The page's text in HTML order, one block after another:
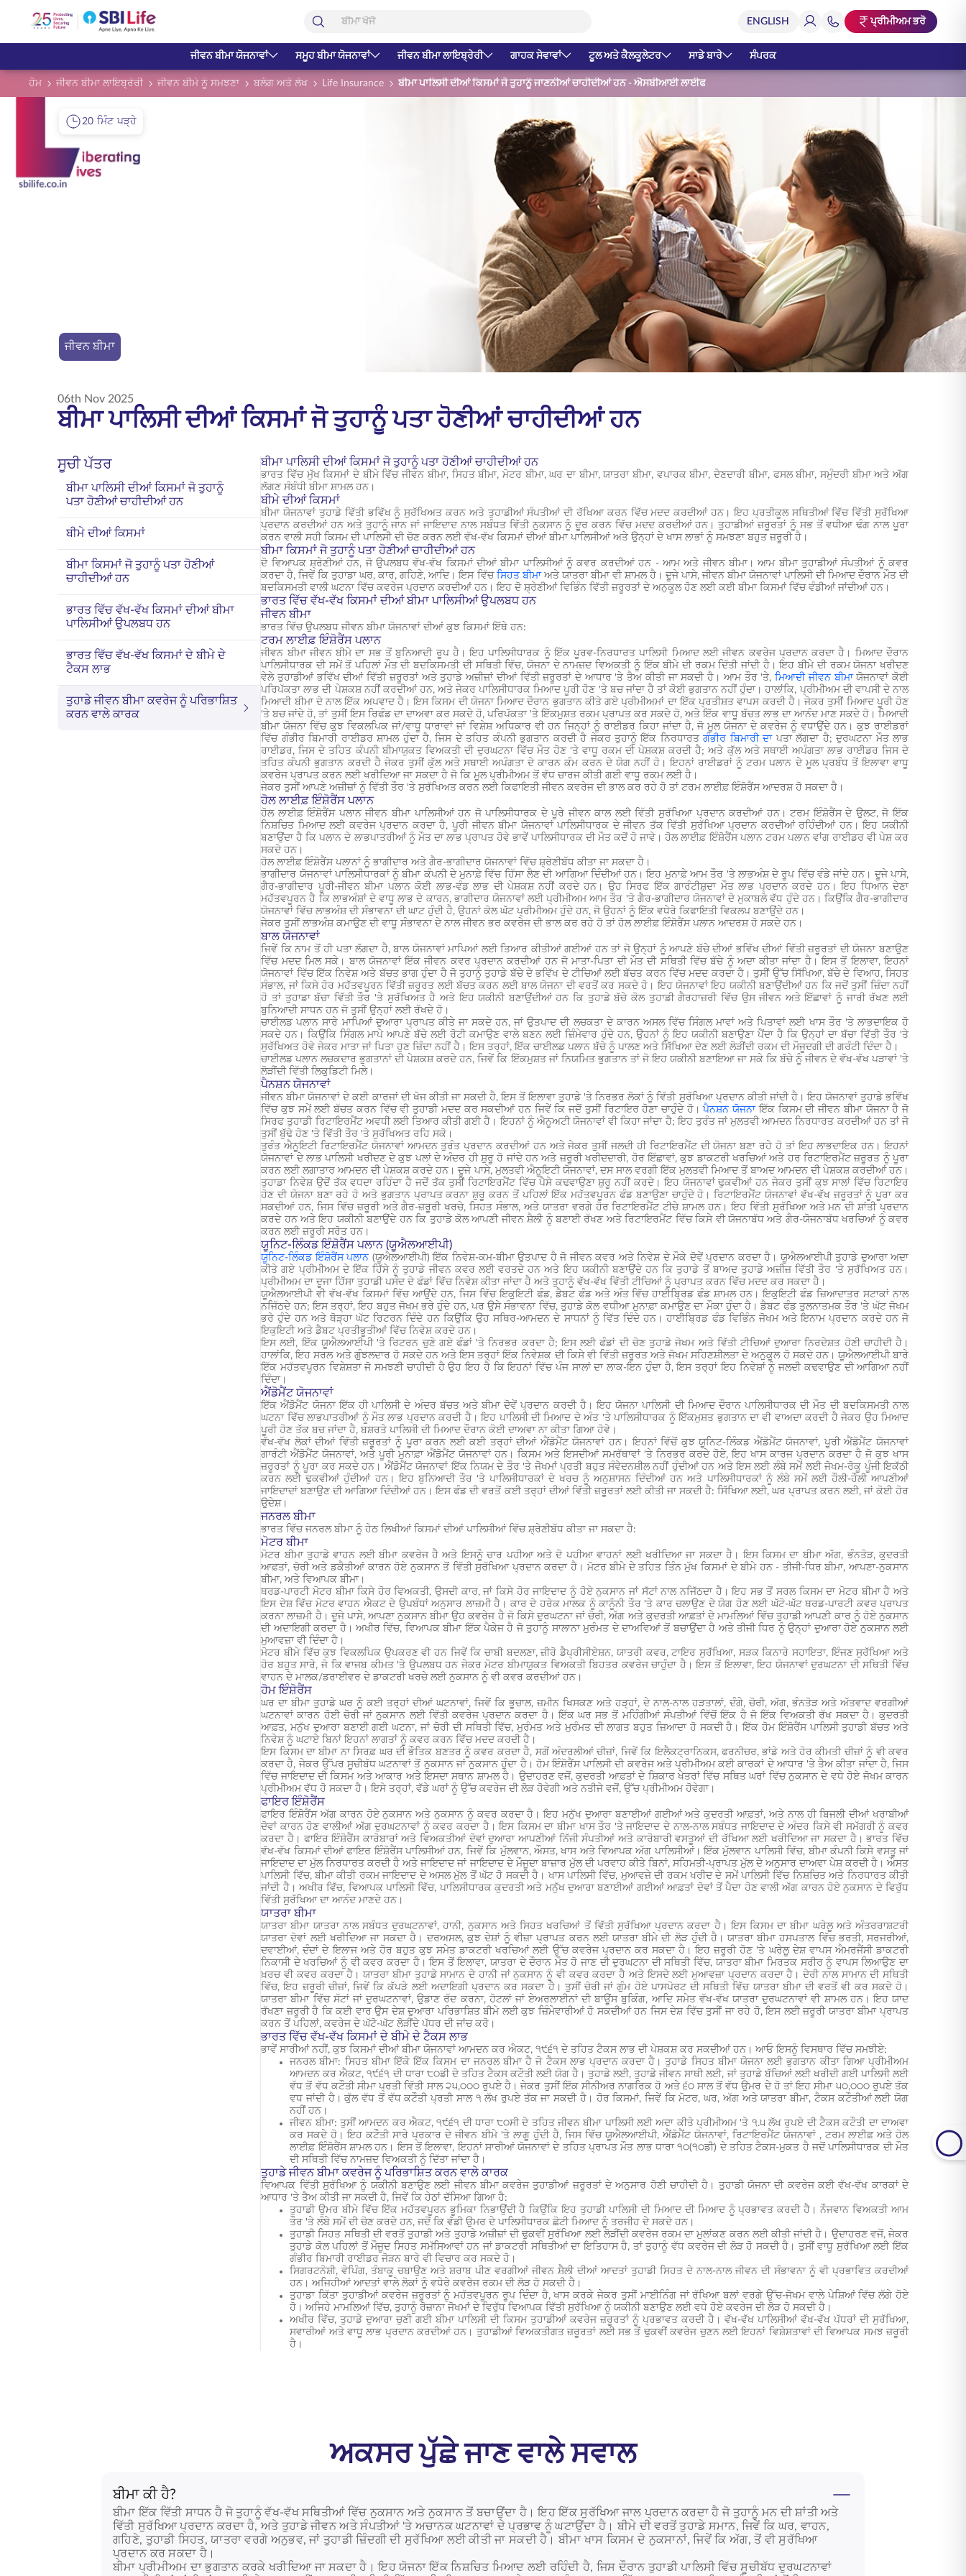
ਪ੍ਰੀਮੀਅਮ ਭਰੋ
ਜੀਵਨ ਬੀਮਾ ਯੋਜਨਾਵਾਂ ਸਮੂਹ ਬੀਮਾ ਯੋਜਨਾਵਾਂ ਜੀਵਨ ਬੀਮਾ ਲਾਇਬ੍ਰੇਰੀ ਗਾਹਕ ਸੇਵਾਵਾਂ ਟੂਲ ਅਤੇ ਕੈਲਕੂਲੇਟਰ ਸਾਡੇ ਬਾਰੇ ਸੰਪਰਕ
ਹੋਮ ਜੀਵਨ ਬੀਮਾ ਲਾਇਬ੍ਰੇਰੀ ਜੀਵਨ ਬੀਮੇ ਨੂੰ ਸਮਝਣਾ ਬਲੌਗ ਅਤੇ ਲੇਖ Life Insurance ਬੀਮਾ ਪਾਲਿਸੀ ਦੀਆਂ ਕਿਸਮਾਂ ਜੋ ਤੁਹਾਨੂੰ ਜਾਣਨੀਆਂ ਚਾਹੀਦੀਆਂ ਹਨ - ਐਸਬੀਆਈ ਲਾਈਫ
20 ਮਿੰਟ ਪੜ੍ਹੇ
ਜੀਵਨ ਬੀਮਾ
06th Nov 2025
ਬੀਮਾ ਪਾਲਿਸੀ ਦੀਆਂ ਕਿਸਮਾਂ ਜੋ ਤੁਹਾਨੂੰ ਪਤਾ ਹੋਣੀਆਂ ਚਾਹੀਦੀਆਂ ਹਨ
ਸੂਚੀ ਪੱਤਰ
ਬੀਮਾ ਪਾਲਿਸੀ ਦੀਆਂ ਕਿਸਮਾਂ ਜੋ ਤੁਹਾਨੂੰ
ਪਤਾ ਹੋਣੀਆਂ ਚਾਹੀਦੀਆਂ ਹਨ
ਬੀਮੇ ਦੀਆਂ ਕਿਸਮਾਂ
ਬੀਮਾ ਕਿਸਮਾਂ ਜੋ ਤੁਹਾਨੂੰ ਪਤਾ ਹੋਣੀਆਂ
ਚਾਹੀਦੀਆਂ ਹਨ
ਭਾਰਤ ਵਿੱਚ ਵੱਖ-ਵੱਖ ਕਿਸਮਾਂ ਦੀਆਂ ਬੀਮਾ
ਪਾਲਿਸੀਆਂ ਉਪਲਬਧ ਹਨ
ਭਾਰਤ ਵਿੱਚ ਵੱਖ-ਵੱਖ ਕਿਸਮਾਂ ਦੇ ਬੀਮੇ ਦੇ
ਟੈਕਸ ਲਾਭ
ਤੁਹਾਡੇ ਜੀਵਨ ਬੀਮਾ ਕਵਰੇਜ ਨੂੰ ਪਰਿਭਾਸ਼ਿਤ
ਕਰਨ ਵਾਲੇ ਕਾਰਕ
ਬੀਮਾ ਪਾਲਿਸੀ ਦੀਆਂ ਕਿਸਮਾਂ ਜੋ ਤੁਹਾਨੂੰ ਪਤਾ ਹੋਣੀਆਂ ਚਾਹੀਦੀਆਂ ਹਨ
ਭਾਰਤ ਵਿੱਚ ਮੁੱਖ ਕਿਸਮਾਂ ਦੇ ਬੀਮੇ ਵਿੱਚ ਜੀਵਨ ਬੀਮਾ, ਸਿਹਤ ਬੀਮਾ, ਮੋਟਰ ਬੀਮਾ, ਘਰ ਦਾ ਬੀਮਾ, ਯਾਤਰਾ ਬੀਮਾ, ਵਪਾਰਕ ਬੀਮਾ, ਦੇਣਦਾਰੀ ਬੀਮਾ, ਫਸਲ ਬੀਮਾ, ਸਮੁੰਦਰੀ ਬੀਮਾ ਅਤੇ ਅੱਗ
ਲੱਗਣ ਸੰਬੰਧੀ ਬੀਮਾ ਸ਼ਾਮਲ ਹਨ।
ਬੀਮੇ ਦੀਆਂ ਕਿਸਮਾਂ
ਬੀਮਾ ਯੋਜਨਾਵਾਂ ਤੁਹਾਡੇ ਵਿੱਤੀ ਭਵਿੱਖ ਨੂੰ ਸੁਰੱਖਿਅਤ ਕਰਨ ਅਤੇ ਤੁਹਾਡੀਆਂ ਸੰਪਤੀਆਂ ਦੀ ਰੱਖਿਆ ਕਰਨ ਵਿੱਚ ਮਦਦ ਕਰਦੀਆਂ ਹਨ। ਇਹ ਪ੍ਰਤੀਕੂਲ ਸਥਿਤੀਆਂ ਵਿੱਚ ਵਿੱਤੀ ਸੁਰੱਖਿਆ
ਪ੍ਰਦਾਨ ਕਰਦੀਆਂ ਹਨ ਅਤੇ ਤੁਹਾਨੂੰ ਜਾਨ ਜਾਂ ਜਾਇਦਾਦ ਨਾਲ ਸਬੰਧਤ ਵਿੱਤੀ ਨੁਕਸਾਨ ਨੂੰ ਦੂਰ ਕਰਨ ਵਿੱਚ ਮਦਦ ਕਰਦੀਆਂ ਹਨ। ਤੁਹਾਡੀਆਂ ਜ਼ਰੂਰਤਾਂ ਨੂੰ ਸਭ ਤੋਂ ਵਧੀਆ ਢੰਗ ਨਾਲ ਪੂਰਾ
ਕਰਨ ਵਾਲੀ ਸਹੀ ਕਿਸਮ ਦੀ ਪਾਲਿਸੀ ਦੀ ਚੋਣ ਕਰਨ ਲਈ ਵੱਖ-ਵੱਖ ਕਿਸਮਾਂ ਦੀਆਂ ਬੀਮਾ ਪਾਲਿਸੀਆਂ ਅਤੇ ਉਨ੍ਹਾਂ ਦੇ ਖਾਸ ਲਾਭਾਂ ਨੂੰ ਸਮਝਣਾ ਬਹੁਤ ਜ਼ਰੂਰੀ ਹੈ।
ਬੀਮਾ ਕਿਸਮਾਂ ਜੋ ਤੁਹਾਨੂੰ ਪਤਾ ਹੋਣੀਆਂ ਚਾਹੀਦੀਆਂ ਹਨ
ਦੋ ਵਿਆਪਕ ਸ਼੍ਰੇਣੀਆਂ ਹਨ, ਜੋ ਉਪਲਬਧ ਵੱਖ-ਵੱਖ ਕਿਸਮਾਂ ਦੀਆਂ ਬੀਮਾ ਪਾਲਿਸੀਆਂ ਨੂੰ ਕਵਰ ਕਰਦੀਆਂ ਹਨ - ਆਮ ਅਤੇ ਜੀਵਨ ਬੀਮਾ। ਆਮ ਬੀਮਾ ਤੁਹਾਡੀਆਂ ਸੰਪਤੀਆਂ ਨੂੰ ਕਵਰ
ਕਰਦਾ ਹੈ, ਜਿਵੇਂ ਕਿ ਤੁਹਾਡਾ ਘਰ, ਕਾਰ, ਗਹਿਣੇ, ਆਦਿ। ਇਸ ਵਿੱਚ ਸਿਹਤ ਬੀਮਾਅਤੇ ਯਾਤਰਾ ਬੀਮਾ ਵੀ ਸ਼ਾਮਲ ਹੈ। ਦੂਜੇ ਪਾਸੇ, ਜੀਵਨ ਬੀਮਾ ਯੋਜਨਾਵਾਂ ਪਾਲਿਸੀ ਦੀ ਮਿਆਦ ਦੌਰਾਨ ਮੌਤ ਦੀ
ਬਦਕਿਸਮਤੀ ਵਾਲੀ ਘਟਨਾ ਵਿੱਚ ਕਵਰੇਜ ਪ੍ਰਦਾਨ ਕਰਦੀਆਂ ਹਨ। ਇਹ ਦੋ ਸ਼੍ਰੇਣੀਆਂ ਵਿਭਿੰਨ ਵਿੱਤੀ ਜ਼ਰੂਰਤਾਂ ਦੇ ਅਨੁਕੂਲ ਹੋਣ ਲਈ ਕਈ ਬੀਮਾ ਕਿਸਮਾਂ ਵਿੱਚ ਵੰਡੀਆਂ ਜਾਂਦੀਆਂ ਹਨ।
ਭਾਰਤ ਵਿੱਚ ਵੱਖ-ਵੱਖ ਕਿਸਮਾਂ ਦੀਆਂ ਬੀਮਾ ਪਾਲਿਸੀਆਂ ਉਪਲਬਧ ਹਨ
ਜੀਵਨ ਬੀਮਾ
ਭਾਰਤ ਵਿੱਚ ਉਪਲਬਧ ਜੀਵਨ ਬੀਮਾ ਯੋਜਨਾਵਾਂ ਦੀਆਂ ਕੁਝ ਕਿਸਮਾਂ ਇੱਥੇ ਹਨ:
ਟਰਮ ਲਾਈਫ਼ ਇੰਸ਼ੋਰੈਂਸ ਪਲਾਨ
ਜੀਵਨ ਬੀਮਾ ਜੀਵਨ ਬੀਮੇ ਦਾ ਸਭ ਤੋਂ ਬੁਨਿਆਦੀ ਰੂਪ ਹੈ। ਇਹ ਪਾਲਿਸੀਧਾਰਕ ਨੂੰ ਇੱਕ ਪੂਰਵ-ਨਿਰਧਾਰਤ ਪਾਲਿਸੀ ਮਿਆਦ ਲਈ ਜੀਵਨ ਕਵਰੇਜ ਪ੍ਰਦਾਨ ਕਰਦਾ ਹੈ। ਮਿਆਦ ਦੌਰਾਨ
ਪਾਲਿਸੀਧਾਰਕ ਦੀ ਸਮੇਂ ਤੋਂ ਪਹਿਲਾਂ ਮੌਤ ਦੀ ਬਦਕਿਸਮਤੀ ਦੀ ਸਥਿਤੀ ਵਿੱਚ, ਯੋਜਨਾ ਦੇ ਨਾਮਜ਼ਦ ਵਿਅਕਤੀ ਨੂੰ ਇੱਕ ਬੀਮੇ ਦੀ ਰਕਮ ਦਿੱਤੀ ਜਾਂਦੀ ਹੈ। ਇਹ ਬੀਮੇ ਦੀ ਰਕਮ ਯੋਜਨਾ ਖਰੀਦਣ
ਵੇਲੇ ਤੁਹਾਡੀਆਂ ਭਵਿੱਖ ਦੀਆਂ ਵਿੱਤੀ ਜ਼ਰੂਰਤਾਂ ਅਤੇ ਤੁਹਾਡੇ ਅਜ਼ੀਜ਼ਾਂ ਦੀਆਂ ਵਿੱਤੀ ਜ਼ਰੂਰਤਾਂ ਦੇ ਆਧਾਰ 'ਤੇ ਤੈਅ ਕੀਤੀ ਜਾ ਸਕਦੀ ਹੈ। ਆਮ ਤੌਰ 'ਤੇ,ਮਿਆਦੀ ਜੀਵਨ ਬੀਮਾਯੋਜਨਾਵਾਂ ਕੋਈ
ਪਰਿਪੱਕਤਾ ਲਾਭ ਦੀ ਪੇਸ਼ਕਸ਼ ਨਹੀਂ ਕਰਦੀਆਂ ਹਨ, ਅਤੇ ਜੇਕਰ ਪਾਲਿਸੀਧਾਰਕ ਮਿਆਦ ਪੂਰੀ ਹੋਣ 'ਤੇ ਬਚ ਜਾਂਦਾ ਹੈ ਤਾਂ ਕੋਈ ਭੁਗਤਾਨ ਨਹੀਂ ਹੁੰਦਾ। ਹਾਲਾਂਕਿ, ਪ੍ਰੀਮੀਅਮ ਦੀ ਵਾਪਸੀ ਦੇ ਨਾਲ
ਮਿਆਦੀ ਬੀਮਾ ਦੇ ਨਾਲ ਇੱਕ ਅਪਵਾਦ ਹੈ। ਇਸ ਕਿਸਮ ਦੀ ਯੋਜਨਾ ਮਿਆਦ ਦੌਰਾਨ ਭੁਗਤਾਨ ਕੀਤੇ ਗਏ ਪ੍ਰੀਮੀਅਮਾਂ ਦਾ ਇੱਕ ਪ੍ਰਤੀਸ਼ਤ ਵਾਪਸ ਕਰਦੀ ਹੈ। ਜੇਕਰ ਤੁਸੀਂ ਮਿਆਦ ਪੂਰੀ ਹੋਣ
'ਤੇ ਬਚ ਜਾਂਦੇ ਹੋ, ਤਾਂ ਤੁਸੀਂ ਇਸ ਰਿਫੰਡ ਦਾ ਦਾਅਵਾ ਕਰ ਸਕਦੇ ਹੋ, ਪਰਿਪੱਕਤਾ 'ਤੇ ਇੱਕਮੁਸ਼ਤ ਰਕਮ ਪ੍ਰਾਪਤ ਕਰ ਸਕਦੇ ਹੋ, ਅਤੇ ਇੱਕ ਵਾਧੂ ਬੱਚਤ ਲਾਭ ਦਾ ਆਨੰਦ ਮਾਣ ਸਕਦੇ ਹੋ। ਮਿਆਦੀ
ਬੀਮਾ ਯੋਜਨਾ ਵਿੱਚ ਕੁਝ ਵਿਕਲਪਿਕ ਜਾਂ/ਵਾਧੂ ਧਾਰਾਵਾਂ ਜਾਂ ਵਿਸ਼ੇਸ਼ ਅਧਿਕਾਰ ਵੀ ਹਨ ਜਿਨ੍ਹਾਂ ਨੂੰ ਰਾਈਡਰ ਕਿਹਾ ਜਾਂਦਾ ਹੈ, ਜੋ ਮੂਲ ਯੋਜਨਾ ਦੇ ਕਵਰੇਜ ਨੂੰ ਵਧਾਉਂਦੇ ਹਨ। ਕੁਝ ਰਾਈਡਰਾਂ
ਵਿੱਚ ਗੰਭੀਰ ਬਿਮਾਰੀ ਰਾਈਡਰ ਸ਼ਾਮਲ ਹੁੰਦਾ ਹੈ, ਜਿਸ ਦੇ ਤਹਿਤ ਕੰਪਨੀ ਭੁਗਤਾਨ ਕਰਦੀ ਹੈ ਜੇਕਰ ਤੁਹਾਨੂੰ ਇੱਕ ਨਿਰਧਾਰਤਗੰਭੀਰ ਬਿਮਾਰੀ ਦਾਪਤਾ ਲੱਗਦਾ ਹੈ; ਦੁਰਘਟਨਾ ਮੌਤ ਲਾਭ
ਰਾਈਡਰ, ਜਿਸ ਦੇ ਤਹਿਤ ਕੰਪਨੀ ਬੀਮਾਯੁਕਤ ਵਿਅਕਤੀ ਦੀ ਦੁਰਘਟਨਾ ਵਿੱਚ ਮੌਤ ਹੋਣ 'ਤੇ ਵਾਧੂ ਰਕਮ ਦੀ ਪੇਸ਼ਕਸ਼ ਕਰਦੀ ਹੈ; ਅਤੇ ਕੁੱਲ ਅਤੇ ਸਥਾਈ ਅਪੰਗਤਾ ਲਾਭ ਰਾਈਡਰ ਜਿਸ ਦੇ
ਤਹਿਤ ਕੰਪਨੀ ਭੁਗਤਾਨ ਕਰਦੀ ਹੈ ਜੇਕਰ ਤੁਸੀਂ ਕੁੱਲ ਅਤੇ ਸਥਾਈ ਅਪੰਗਤਾ ਦੇ ਕਾਰਨ ਕੰਮ ਕਰਨ ਦੇ ਯੋਗ ਨਹੀਂ ਹੋ। ਇਹਨਾਂ ਰਾਈਡਰਾਂ ਨੂੰ ਟਰਮ ਪਲਾਨ ਦੇ ਮੂਲ ਪ੍ਰਬੰਧ ਤੋਂ ਇਲਾਵਾ ਵਾਧੂ
ਕਵਰੇਜ ਪ੍ਰਾਪਤ ਕਰਨ ਲਈ ਖਰੀਦਿਆ ਜਾ ਸਕਦਾ ਹੈ ਜੋ ਕਿ ਮੂਲ ਪ੍ਰੀਮੀਅਮ ਤੋਂ ਵੱਧ ਚਾਰਜ ਕੀਤੀ ਗਈ ਵਾਧੂ ਰਕਮ ਲਈ ਹੈ।
ਜੇਕਰ ਤੁਸੀਂ ਆਪਣੇ ਅਜ਼ੀਜ਼ਾਂ ਨੂੰ ਵਿੱਤੀ ਤੌਰ 'ਤੇ ਸੁਰੱਖਿਅਤ ਕਰਨ ਲਈ ਕਿਫਾਇਤੀ ਜੀਵਨ ਕਵਰੇਜ ਦੀ ਭਾਲ ਕਰ ਰਹੇ ਹੋ ਤਾਂ ਟਰਮ ਲਾਈਫ਼ ਇੰਸ਼ੋਰੈਂਸ ਆਦਰਸ਼ ਹੋ ਸਕਦਾ ਹੈ।
ਹੋਲ ਲਾਈਫ਼ ਇੰਸ਼ੋਰੈਂਸ ਪਲਾਨ
ਹੋਲ ਲਾਈਫ਼ ਇੰਸ਼ੋਰੈਂਸ ਪਲਾਨ ਜੀਵਨ ਬੀਮਾ ਪਾਲਿਸੀਆਂ ਹਨ ਜੋ ਪਾਲਿਸੀਧਾਰਕ ਦੇ ਪੂਰੇ ਜੀਵਨ ਕਾਲ ਲਈ ਵਿੱਤੀ ਸੁਰੱਖਿਆ ਪ੍ਰਦਾਨ ਕਰਦੀਆਂ ਹਨ। ਟਰਮ ਇੰਸ਼ੋਰੈਂਸ ਦੇ ਉਲਟ, ਜੋ ਇੱਕ
ਨਿਸ਼ਚਿਤ ਮਿਆਦ ਲਈ ਕਵਰੇਜ ਪ੍ਰਦਾਨ ਕਰਦਾ ਹੈ, ਪੂਰੀ ਜੀਵਨ ਬੀਮਾ ਯੋਜਨਾਵਾਂ ਪਾਲਿਸੀਧਾਰਕ ਦੇ ਜੀਵਨ ਤੱਕ ਵਿੱਤੀ ਸੁਰੱਖਿਆ ਪ੍ਰਦਾਨ ਕਰਦੀਆਂ ਰਹਿੰਦੀਆਂ ਹਨ। ਇਹ ਯਕੀਨੀ
ਬਣਾਉਂਦਾ ਹੈ ਕਿ ਪਲਾਨ ਦੇ ਲਾਭਪਾਤਰੀਆਂ ਨੂੰ ਮੌਤ ਦਾ ਲਾਭ ਪ੍ਰਾਪਤ ਹੋਵੇ ਭਾਵੇਂ ਪਾਲਿਸੀਧਾਰਕ ਦੀ ਮੌਤ ਕਦੋਂ ਹੋ ਜਾਵੇ। ਹੋਲ ਲਾਈਫ਼ ਇੰਸ਼ੋਰੈਂਸ ਪਲਾਨ ਟਰਮ ਪਲਾਨ ਵਾਂਗ ਰਾਈਡਰ ਵੀ ਪੇਸ਼ ਕਰ
ਸਕਦੇ ਹਨ।
ਹੋਲ ਲਾਈਫ਼ ਇੰਸ਼ੋਰੈਂਸ ਪਲਾਨਾਂ ਨੂੰ ਭਾਗੀਦਾਰ ਅਤੇ ਗੈਰ-ਭਾਗੀਦਾਰ ਯੋਜਨਾਵਾਂ ਵਿੱਚ ਸ਼੍ਰੇਣੀਬੱਧ ਕੀਤਾ ਜਾ ਸਕਦਾ ਹੈ।
ਭਾਗੀਦਾਰ ਯੋਜਨਾਵਾਂ ਪਾਲਿਸੀਧਾਰਕਾਂ ਨੂੰ ਬੀਮਾ ਕੰਪਨੀ ਦੇ ਮੁਨਾਫ਼ੇ ਵਿੱਚ ਹਿੱਸਾ ਲੈਣ ਦੀ ਆਗਿਆ ਦਿੰਦੀਆਂ ਹਨ। ਇਹ ਮੁਨਾਫ਼ੇ ਆਮ ਤੌਰ 'ਤੇ ਲਾਭਅੰਸ਼ ਦੇ ਰੂਪ ਵਿੱਚ ਵੰਡੇ ਜਾਂਦੇ ਹਨ। ਦੂਜੇ ਪਾਸੇ,
ਗੈਰ-ਭਾਗੀਦਾਰ ਪੂਰੀ-ਜੀਵਨ ਬੀਮਾ ਪਲਾਨ ਕੋਈ ਲਾਭ-ਵੰਡ ਲਾਭ ਦੀ ਪੇਸ਼ਕਸ਼ ਨਹੀਂ ਕਰਦੇ ਹਨ। ਉਹ ਸਿਰਫ ਇੱਕ ਗਾਰੰਟੀਸ਼ੁਦਾ ਮੌਤ ਲਾਭ ਪ੍ਰਦਾਨ ਕਰਦੇ ਹਨ। ਇਹ ਧਿਆਨ ਦੇਣਾ
ਮਹੱਤਵਪੂਰਨ ਹੈ ਕਿ ਲਾਭਅੰਸ਼ਾਂ ਦੇ ਵਾਧੂ ਲਾਭ ਦੇ ਕਾਰਨ, ਭਾਗੀਦਾਰ ਯੋਜਨਾਵਾਂ ਲਈ ਪ੍ਰੀਮੀਅਮ ਆਮ ਤੌਰ 'ਤੇ ਗੈਰ-ਭਾਗੀਦਾਰ ਯੋਜਨਾਵਾਂ ਦੇ ਮੁਕਾਬਲੇ ਵੱਧ ਹੁੰਦੇ ਹਨ। ਕਿਉਂਕਿ ਗੈਰ-ਭਾਗੀਦਾਰ
ਯੋਜਨਾਵਾਂ ਵਿੱਚ ਲਾਭਅੰਸ਼ ਦੀ ਸੰਭਾਵਨਾ ਦੀ ਘਾਟ ਹੁੰਦੀ ਹੈ, ਉਹਨਾਂ ਕੋਲ ਘੱਟ ਪ੍ਰੀਮੀਅਮ ਹੁੰਦੇ ਹਨ, ਜੋ ਉਹਨਾਂ ਨੂੰ ਇੱਕ ਵਧੇਰੇ ਕਿਫਾਇਤੀ ਵਿਕਲਪ ਬਣਾਉਂਦੇ ਹਨ।
ਜੇਕਰ ਤੁਸੀਂ ਲਾਭਅੰਸ਼ ਕਮਾਉਣ ਦੀ ਵਾਧੂ ਸੰਭਾਵਨਾ ਦੇ ਨਾਲ ਜੀਵਨ ਭਰ ਕਵਰੇਜ ਦੀ ਭਾਲ ਕਰ ਰਹੇ ਹੋ ਤਾਂ ਹੋਲ ਲਾਈਫ਼ ਇੰਸ਼ੋਰੈਂਸ ਪਲਾਨ ਆਦਰਸ਼ ਹੋ ਸਕਦੇ ਹਨ।
ਬਾਲ ਯੋਜਨਾਵਾਂ
ਜਿਵੇਂ ਕਿ ਨਾਮ ਤੋਂ ਹੀ ਪਤਾ ਲੱਗਦਾ ਹੈ, ਬਾਲ ਯੋਜਨਾਵਾਂ ਮਾਪਿਆਂ ਲਈ ਤਿਆਰ ਕੀਤੀਆਂ ਗਈਆਂ ਹਨ ਤਾਂ ਜੋ ਉਨ੍ਹਾਂ ਨੂੰ ਆਪਣੇ ਬੱਚੇ ਦੀਆਂ ਭਵਿੱਖ ਦੀਆਂ ਵਿੱਤੀ ਜ਼ਰੂਰਤਾਂ ਦੀ ਯੋਜਨਾ ਬਣਾਉਣ
ਵਿੱਚ ਮਦਦ ਮਿਲ ਸਕੇ। ਬਾਲ ਯੋਜਨਾਵਾਂ ਇੱਕ ਜੀਵਨ ਕਵਰ ਪ੍ਰਦਾਨ ਕਰਦੀਆਂ ਹਨ ਜੋ ਮਾਤਾ-ਪਿਤਾ ਦੀ ਮੌਤ ਦੀ ਸਥਿਤੀ ਵਿੱਚ ਬੱਚੇ ਨੂੰ ਅਦਾ ਕੀਤਾ ਜਾਂਦਾ ਹੈ। ਇਸ ਤੋਂ ਇਲਾਵਾ, ਇਹਨਾਂ
ਯੋਜਨਾਵਾਂ ਵਿੱਚ ਇੱਕ ਨਿਵੇਸ਼ ਅਤੇ ਬੱਚਤ ਭਾਗ ਹੁੰਦਾ ਹੈ ਜੋ ਤੁਹਾਨੂੰ ਤੁਹਾਡੇ ਬੱਚੇ ਦੇ ਭਵਿੱਖ ਦੇ ਟੀਚਿਆਂ ਲਈ ਬੱਚਤ ਕਰਨ ਵਿੱਚ ਮਦਦ ਕਰਦਾ ਹੈ। ਤੁਸੀਂ ਉੱਚ ਸਿੱਖਿਆ, ਬੱਚੇ ਦੇ ਵਿਆਹ, ਸਿਹਤ
ਸੰਭਾਲ, ਜਾਂ ਕਿਸੇ ਹੋਰ ਮਹੱਤਵਪੂਰਨ ਵਿੱਤੀ ਜ਼ਰੂਰਤ ਲਈ ਬੱਚਤ ਕਰਨ ਲਈ ਬਾਲ ਯੋਜਨਾ ਦੀ ਵਰਤੋਂ ਕਰ ਸਕਦੇ ਹੋ। ਇਹ ਯੋਜਨਾਵਾਂ ਇਹ ਯਕੀਨੀ ਬਣਾਉਂਦੀਆਂ ਹਨ ਕਿ ਜਦੋਂ ਤੁਸੀਂ ਜ਼ਿੰਦਾ ਨਹੀਂ
ਹੋ ਤਾਂ ਤੁਹਾਡਾ ਬੱਚਾ ਵਿੱਤੀ ਤੌਰ 'ਤੇ ਸੁਰੱਖਿਅਤ ਹੈ ਅਤੇ ਇਹ ਯਕੀਨੀ ਬਣਾਉਂਦੀਆਂ ਹਨ ਕਿ ਤੁਹਾਡੇ ਬੱਚੇ ਕੋਲ ਤੁਹਾਡੀ ਗੈਰਹਾਜ਼ਰੀ ਵਿੱਚ ਉਸ ਜੀਵਨ ਅਤੇ ਇੱਛਾਵਾਂ ਨੂੰ ਜਾਰੀ ਰੱਖਣ ਲਈ
ਬੁਨਿਆਦੀ ਸਾਧਨ ਹਨ ਜੋ ਤੁਸੀਂ ਉਨ੍ਹਾਂ ਲਈ ਰੱਖਦੇ ਹੋ।
ਚਾਈਲਡ ਪਲਾਨ ਸਾਰੇ ਮਾਪਿਆਂ ਦੁਆਰਾ ਪ੍ਰਾਪਤ ਕੀਤੇ ਜਾ ਸਕਦੇ ਹਨ, ਜਾਂ ਉਤਪਾਦ ਦੀ ਲਚਕਤਾ ਦੇ ਕਾਰਨ ਅਸਲ ਵਿੱਚ ਸਿੰਗਲ ਮਾਵਾਂ ਅਤੇ ਪਿਤਾਵਾਂ ਲਈ ਖਾਸ ਤੌਰ 'ਤੇ ਲਾਭਦਾਇਕ ਹੋ
ਸਕਦੇ ਹਨ। ਕਿਉਂਕਿ ਸਿੰਗਲ ਮਾਪੇ ਆਪਣੇ ਬੱਚੇ ਲਈ ਰੋਟੀ ਕਮਾਉਣ ਵਾਲੇ ਬਣਨ ਲਈ ਜ਼ਿੰਮੇਵਾਰ ਹੁੰਦੇ ਹਨ, ਉਹਨਾਂ ਨੂੰ ਇਹ ਯਕੀਨੀ ਬਣਾਉਣਾ ਪੈਂਦਾ ਹੈ ਕਿ ਉਨ੍ਹਾਂ ਦਾ ਬੱਚਾ ਵਿੱਤੀ ਤੌਰ 'ਤੇ
ਸੁਰੱਖਿਅਤ ਹੋਵੇ ਜੇਕਰ ਮਾਤਾ ਜਾਂ ਪਿਤਾ ਹੁਣ ਜ਼ਿੰਦਾ ਨਹੀਂ ਹੈ। ਇਸ ਤਰ੍ਹਾਂ, ਇੱਕ ਚਾਈਲਡ ਪਲਾਨ ਬੱਚੇ ਨੂੰ ਪਾਲਣ ਅਤੇ ਸਿੱਖਿਆ ਦੇਣ ਲਈ ਲੋੜੀਂਦੀ ਰਕਮ ਦੀ ਮੌਜੂਦਗੀ ਦੀ ਗਰੰਟੀ ਦਿੰਦਾ ਹੈ।
ਚਾਈਲਡ ਪਲਾਨ ਲਚਕਦਾਰ ਭੁਗਤਾਨਾਂ ਦੀ ਪੇਸ਼ਕਸ਼ ਕਰਦੇ ਹਨ, ਜਿਵੇਂ ਕਿ ਇੱਕਮੁਸ਼ਤ ਜਾਂ ਨਿਯਮਿਤ ਭੁਗਤਾਨ ਤਾਂ ਜੋ ਇਹ ਯਕੀਨੀ ਬਣਾਇਆ ਜਾ ਸਕੇ ਕਿ ਬੱਚੇ ਨੂੰ ਜੀਵਨ ਦੇ ਵੱਖ-ਵੱਖ ਪੜਾਵਾਂ 'ਤੇ
ਲੋੜੀਂਦੀ ਵਿੱਤੀ ਲਿਕੁਡਿਟੀ ਮਿਲੇ।
ਪੈਨਸ਼ਨ ਯੋਜਨਾਵਾਂ
ਜੀਵਨ ਬੀਮਾ ਯੋਜਨਾਵਾਂ ਦੇ ਕਈ ਕਾਰਜਾਂ ਦੀ ਖੋਜ ਕੀਤੀ ਜਾ ਸਕਦੀ ਹੈ, ਇਸ ਤੋਂ ਇਲਾਵਾ ਤੁਹਾਡੇ 'ਤੇ ਨਿਰਭਰ ਲੋਕਾਂ ਨੂੰ ਵਿੱਤੀ ਸੁਰੱਖਿਆ ਪ੍ਰਦਾਨ ਕੀਤੀ ਜਾਂਦੀ ਹੈ। ਇਹ ਯੋਜਨਾਵਾਂ ਤੁਹਾਡੇ ਭਵਿੱਖ
ਵਿੱਚ ਕੁਝ ਸਮੇਂ ਲਈ ਬੱਚਤ ਕਰਨ ਵਿੱਚ ਵੀ ਤੁਹਾਡੀ ਮਦਦ ਕਰ ਸਕਦੀਆਂ ਹਨ ਜਿਵੇਂ ਕਿ ਜਦੋਂ ਤੁਸੀਂ ਰਿਟਾਇਰ ਹੋਣਾ ਚਾਹੁੰਦੇ ਹੋ।ਪੈਨਸ਼ਨ ਯੋਜਨਾਇੱਕ ਕਿਸਮ ਦੀ ਜੀਵਨ ਬੀਮਾ ਯੋਜਨਾ ਹੈ ਜੋ
ਸਿਰਫ ਤੁਹਾਡੀ ਰਿਟਾਇਰਮੈਂਟ ਅਵਧੀ ਲਈ ਤਿਆਰ ਕੀਤੀ ਗਈ ਹੈ। ਇਹਨਾਂ ਨੂੰ ਐਨੂਅਟੀ ਯੋਜਨਾਵਾਂ ਵੀ ਕਿਹਾ ਜਾਂਦਾ ਹੈ; ਇਹ ਤੁਰੰਤ ਜਾਂ ਮੁਲਤਵੀ ਆਮਦਨ ਨਿਰਧਾਰਤ ਕਰਦੀਆਂ ਹਨ ਤਾਂ ਜੋ
ਤੁਸੀਂ ਬੁੱਢੇ ਹੋਣ 'ਤੇ ਵਿੱਤੀ ਤੌਰ 'ਤੇ ਸੁਰੱਖਿਅਤ ਰਹਿ ਸਕੋ।
ਤੁਰੰਤ ਐਨੂਇਟੀ ਰਿਟਾਇਰਮੈਂਟ ਯੋਜਨਾਵਾਂ ਆਮਦਨ ਤੁਰੰਤ ਪ੍ਰਦਾਨ ਕਰਦੀਆਂ ਹਨ ਅਤੇ ਜੇਕਰ ਤੁਸੀਂ ਜਲਦੀ ਹੀ ਰਿਟਾਇਰਮੈਂਟ ਦੀ ਯੋਜਨਾ ਬਣਾ ਰਹੇ ਹੋ ਤਾਂ ਇਹ ਲਾਭਦਾਇਕ ਹਨ। ਇਹਨਾਂ
ਯੋਜਨਾਵਾਂ ਦੇ ਲਾਭ ਪਾਲਿਸੀ ਖਰੀਦਣ ਦੇ ਕੁਝ ਪਲਾਂ ਦੇ ਅੰਦਰ ਹੀ ਸ਼ੁਰੂ ਹੋ ਜਾਂਦੇ ਹਨ ਅਤੇ ਜ਼ਰੂਰੀ ਖਰੀਦਦਾਰੀ, ਹੋਰ ਇੱਛਾਵਾਂ, ਕੁਝ ਡਾਕਟਰੀ ਖਰਚਿਆਂ ਅਤੇ ਹਰ ਰਿਟਾਇਰਮੈਂਟ ਜ਼ਰੂਰਤ ਨੂੰ ਪੂਰਾ
ਕਰਨ ਲਈ ਲਗਾਤਾਰ ਆਮਦਨ ਦੀ ਪੇਸ਼ਕਸ਼ ਕਰਦੇ ਹਨ। ਦੂਜੇ ਪਾਸੇ, ਮੁਲਤਵੀ ਐਨੂਇਟੀ ਯੋਜਨਾਵਾਂ, ਦਸ ਸਾਲ ਵਰਗੀ ਇੱਕ ਮੁਲਤਵੀ ਮਿਆਦ ਤੋਂ ਬਾਅਦ ਆਮਦਨ ਦੀ ਪੇਸ਼ਕਸ਼ ਕਰਦੀਆਂ ਹਨ।
ਤੁਹਾਡਾ ਨਿਵੇਸ਼ ਉਦੋਂ ਤੱਕ ਵਧਦਾ ਰਹਿੰਦਾ ਹੈ ਜਦੋਂ ਤੱਕ ਤੁਸੀਂ ਰਿਟਾਇਰਮੈਂਟ ਵਿੱਚ ਪੈਸੇ ਕਢਵਾਉਣਾ ਸ਼ੁਰੂ ਨਹੀਂ ਕਰਦੇ। ਇਹ ਯੋਜਨਾਵਾਂ ਢੁਕਵੀਆਂ ਹਨ ਜੇਕਰ ਤੁਸੀਂ ਕੁਝ ਸਾਲਾਂ ਵਿੱਚ ਰਿਟਾਇਰ
ਹੋਣ ਦੀ ਯੋਜਨਾ ਬਣਾ ਰਹੇ ਹੋ ਅਤੇ ਭੁਗਤਾਨ ਪ੍ਰਾਪਤ ਕਰਨਾ ਸ਼ੁਰੂ ਕਰਨ ਤੋਂ ਪਹਿਲਾਂ ਇੱਕ ਮਹੱਤਵਪੂਰਨ ਫੰਡ ਬਣਾਉਣਾ ਚਾਹੁੰਦੇ ਹੋ। ਰਿਟਾਇਰਮੈਂਟ ਯੋਜਨਾਵਾਂ ਵੱਖ-ਵੱਖ ਜ਼ਰੂਰਤਾਂ ਨੂੰ ਪੂਰਾ ਕਰ
ਸਕਦੀਆਂ ਹਨ, ਜਿਸ ਵਿੱਚ ਜ਼ਰੂਰੀ ਅਤੇ ਗੈਰ-ਜ਼ਰੂਰੀ ਖਰਚੇ, ਸਿਹਤ ਸੰਭਾਲ, ਅਤੇ ਯਾਤਰਾ ਵਰਗੇ ਹੋਰ ਰਿਟਾਇਰਮੈਂਟ ਟੀਚੇ ਸ਼ਾਮਲ ਹਨ। ਇਹ ਵਿੱਤੀ ਸੁਰੱਖਿਆ ਅਤੇ ਮਨ ਦੀ ਸ਼ਾਂਤੀ ਪ੍ਰਦਾਨ
ਕਰਦੇ ਹਨ ਅਤੇ ਇਹ ਯਕੀਨੀ ਬਣਾਉਂਦੇ ਹਨ ਕਿ ਤੁਹਾਡੇ ਕੋਲ ਆਪਣੀ ਜੀਵਨ ਸ਼ੈਲੀ ਨੂੰ ਬਣਾਈ ਰੱਖਣ ਅਤੇ ਰਿਟਾਇਰਮੈਂਟ ਵਿੱਚ ਕਿਸੇ ਵੀ ਯੋਜਨਾਬੱਧ ਅਤੇ ਗੈਰ-ਯੋਜਨਾਬੱਧ ਖਰਚਿਆਂ ਨੂੰ ਕਵਰ
ਕਰਨ ਲਈ ਜ਼ਰੂਰੀ ਸਰੋਤ ਹਨ।
ਯੂਨਿਟ-ਲਿੰਕਡ ਇੰਸ਼ੋਰੈਂਸ ਪਲਾਨ (ਯੂਐਲਆਈਪੀ)
ਯੂਨਿਟ-ਲਿੰਕਡ ਇੰਸ਼ੋਰੈਂਸ ਪਲਾਨ (ਯੂਐਲਆਈਪੀ) ਇੱਕ ਨਿਵੇਸ਼-ਕਮ-ਬੀਮਾ ਉਤਪਾਦ ਹੈ ਜੋ ਜੀਵਨ ਕਵਰ ਅਤੇ ਨਿਵੇਸ਼ ਦੇ ਮੌਕੇ ਦੋਵੇਂ ਪ੍ਰਦਾਨ ਕਰਦਾ ਹੈ। ਯੂਐਲਆਈਪੀ ਤੁਹਾਡੇ ਦੁਆਰਾ ਅਦਾ
ਕੀਤੇ ਗਏ ਪ੍ਰੀਮੀਅਮ ਦੇ ਇੱਕ ਹਿੱਸੇ ਨੂੰ ਤੁਹਾਡੇ ਜੀਵਨ ਕਵਰ ਲਈ ਵਰਤਦੇ ਹਨ ਅਤੇ ਇਹ ਯਕੀਨੀ ਬਣਾਉਂਦੇ ਹਨ ਕਿ ਤੁਹਾਡੇ ਤੋਂ ਬਾਅਦ ਤੁਹਾਡੇ ਅਜ਼ੀਜ਼ ਵਿੱਤੀ ਤੌਰ 'ਤੇ ਸੁਰੱਖਿਅਤ ਹਨ।
ਪ੍ਰੀਮੀਅਮ ਦਾ ਦੂਜਾ ਹਿੱਸਾ ਤੁਹਾਡੀ ਪਸੰਦ ਦੇ ਫੰਡਾਂ ਵਿੱਚ ਨਿਵੇਸ਼ ਕੀਤਾ ਜਾਂਦਾ ਹੈ ਅਤੇ ਤੁਹਾਨੂੰ ਵੱਖ-ਵੱਖ ਵਿੱਤੀ ਟੀਚਿਆਂ ਨੂੰ ਪ੍ਰਾਪਤ ਕਰਨ ਵਿੱਚ ਮਦਦ ਕਰ ਸਕਦਾ ਹੈ।
ਯੂਐਲਆਈਪੀ ਵੀ ਵੱਖ-ਵੱਖ ਕਿਸਮਾਂ ਵਿੱਚ ਆਉਂਦੇ ਹਨ, ਜਿਸ ਵਿੱਚ ਇਕੁਇਟੀ ਫੰਡ, ਡੈਬਟ ਫੰਡ ਅਤੇ ਅੰਤ ਵਿੱਚ ਹਾਈਬ੍ਰਿਡ ਫੰਡ ਸ਼ਾਮਲ ਹਨ। ਇਕੁਇਟੀ ਫੰਡ ਜ਼ਿਆਦਾਤਰ ਸਟਾਕਾਂ ਨਾਲ
ਨਜਿੱਠਦੇ ਹਨ; ਇਸ ਤਰ੍ਹਾਂ, ਇਹ ਬਹੁਤ ਜੋਖਮ ਭਰੇ ਹੁੰਦੇ ਹਨ, ਪਰ ਉਸੇ ਸੰਭਾਵਨਾ ਵਿੱਚ, ਤੁਹਾਡੇ ਕੋਲ ਵਧੀਆ ਮੁਨਾਫ਼ਾ ਕਮਾਉਣ ਦਾ ਮੌਕਾ ਹੁੰਦਾ ਹੈ। ਡੈਬਟ ਫੰਡ ਤੁਲਨਾਤਮਕ ਤੌਰ 'ਤੇ ਘੱਟ ਜੋਖਮ
ਭਰੇ ਹੁੰਦੇ ਹਨ ਅਤੇ ਥੋੜ੍ਹਾ ਘੱਟ ਰਿਟਰਨ ਦਿੰਦੇ ਹਨ ਕਿਉਂਕਿ ਉਹ ਸਥਿਰ-ਆਮਦਨ ਦੇ ਸਾਧਨਾਂ ਨੂੰ ਵਿੱਤ ਦਿੰਦੇ ਹਨ। ਹਾਈਬ੍ਰਿਡ ਫੰਡ ਵਿਭਿੰਨ ਜੋਖਮ ਅਤੇ ਇਨਾਮ ਪ੍ਰਦਾਨ ਕਰਦੇ ਹਨ ਜੋ
ਇਕੁਇਟੀ ਅਤੇ ਡੈਬਟ ਪ੍ਰਤੀਭੂਤੀਆਂ ਵਿੱਚ ਨਿਵੇਸ਼ ਕਰਦੇ ਹਨ।
ਇਸ ਲਈ, ਇੱਕ ਯੂਐਲਆਈਪੀ 'ਤੇ ਰਿਟਰਨ ਚੁਣੇ ਗਏ ਫੰਡਾਂ 'ਤੇ ਨਿਰਭਰ ਕਰਦਾ ਹੈ; ਇਸ ਲਈ ਫੰਡਾਂ ਦੀ ਚੋਣ ਤੁਹਾਡੇ ਜੋਖਮ ਅਤੇ ਵਿੱਤੀ ਟੀਚਿਆਂ ਦੁਆਰਾ ਨਿਰਦੇਸ਼ਤ ਹੋਣੀ ਚਾਹੀਦੀ ਹੈ।
ਹਾਲਾਂਕਿ, ਇਹ ਸਰਲ ਅਤੇ ਗੁੰਝਲਦਾਰ ਹੋ ਸਕਦੇ ਹਨ ਅਤੇ ਇਸ ਤਰ੍ਹਾਂ ਇੱਕ ਨਿਵੇਸ਼ਕ ਦੀ ਕਿਸੇ ਵੀ ਵਿੱਤੀ ਜ਼ਰੂਰਤ ਅਤੇ ਜੋਖਮ ਸਹਿਣਸ਼ੀਲਤਾ ਦੇ ਅਨੁਕੂਲ ਹੋ ਸਕਦੇ ਹਨ। ਯੂਐਲਆਈਪੀ ਬਾਰੇ
ਇੱਕ ਮਹੱਤਵਪੂਰਨ ਵਿਸ਼ੇਸ਼ਤਾ ਜੋ ਸਮਝਣੀ ਚਾਹੀਦੀ ਹੈ ਉਹ ਇਹ ਹੈ ਕਿ ਇਹਨਾਂ ਵਿੱਚ ਪੰਜ ਸਾਲਾਂ ਦਾ ਲਾਕ-ਇਨ ਹੁੰਦਾ ਹੈ, ਇਸ ਤਰ੍ਹਾਂ ਇਹ ਨਿਵੇਸ਼ਾਂ ਨੂੰ ਜਲਦੀ ਕਢਵਾਉਣ ਦੀ ਆਗਿਆ ਨਹੀਂ
ਦਿੰਦਾ।
ਐਂਡੋਮੈਂਟ ਯੋਜਨਾਵਾਂ
ਇੱਕ ਐਂਡੋਮੈਂਟ ਯੋਜਨਾ ਇੱਕ ਹੀ ਪਾਲਿਸੀ ਦੇ ਅੰਦਰ ਬੱਚਤ ਅਤੇ ਬੀਮਾ ਦੋਵੇਂ ਪ੍ਰਦਾਨ ਕਰਦੀ ਹੈ। ਇਹ ਯੋਜਨਾ ਪਾਲਿਸੀ ਦੀ ਮਿਆਦ ਦੌਰਾਨ ਪਾਲਿਸੀਧਾਰਕ ਦੀ ਮੌਤ ਦੀ ਬਦਕਿਸਮਤੀ ਨਾਲ
ਘਟਨਾ ਵਿੱਚ ਲਾਭਪਾਤਰੀਆਂ ਨੂੰ ਮੌਤ ਲਾਭ ਪ੍ਰਦਾਨ ਕਰਦੀ ਹੈ। ਇਹ ਪਾਲਿਸੀ ਦੀ ਮਿਆਦ ਦੇ ਅੰਤ 'ਤੇ ਪਾਲਿਸੀਧਾਰਕ ਨੂੰ ਇੱਕਮੁਸ਼ਤ ਭੁਗਤਾਨ ਦਾ ਵੀ ਵਾਅਦਾ ਕਰਦੀ ਹੈ ਜੇਕਰ ਉਹ ਮਿਆਦ
ਪੂਰੀ ਹੋਣ ਤੱਕ ਬਚ ਜਾਂਦਾ ਹੈ, ਬਸ਼ਰਤੇ ਪਾਲਿਸੀ ਦੀ ਮਿਆਦ ਦੌਰਾਨ ਕੋਈ ਦਾਅਵਾ ਨਾ ਕੀਤਾ ਗਿਆ ਹੋਵੇ।
ਵੱਖ-ਵੱਖ ਲੋਕਾਂ ਦੀਆਂ ਵਿੱਤੀ ਜ਼ਰੂਰਤਾਂ ਨੂੰ ਪੂਰਾ ਕਰਨ ਲਈ ਕਈ ਤਰ੍ਹਾਂ ਦੀਆਂ ਐਂਡੋਮੈਂਟ ਯੋਜਨਾਵਾਂ ਹਨ। ਇਹਨਾਂ ਵਿੱਚੋਂ ਕੁਝ ਯੂਨਿਟ-ਲਿੰਕਡ ਐਂਡੋਮੈਂਟ ਯੋਜਨਾਵਾਂ, ਪੂਰੀ ਐਂਡੋਮੈਂਟ ਯੋਜਨਾਵਾਂ
ਗਾਰੰਟੀ ਐਂਡੋਮੈਂਟ ਯੋਜਨਾਵਾਂ, ਅਤੇ ਪੂਰੀ ਮੁਨਾਫ਼ਾ ਐਂਡੋਮੈਂਟ ਯੋਜਨਾਵਾਂ ਹਨ। ਕਿਸਮ ਅਤੇ ਇਸਦੀਆਂ ਸਮਰੱਥਾਵਾਂ 'ਤੇ ਨਿਰਭਰ ਕਰਦੇ ਹੋਏ, ਇਹ ਖਾਸ ਕਾਰਜ ਪ੍ਰਦਾਨ ਕਰਦਾ ਹੈ ਜੋ ਕੁਝ ਖਾਸ
ਜ਼ਰੂਰਤਾਂ ਨੂੰ ਪੂਰਾ ਕਰ ਸਕਦੇ ਹਨ। ਐਂਡੋਮੈਂਟ ਯੋਜਨਾਵਾਂ ਇੱਕ ਨਿਯਮ ਦੇ ਤੌਰ 'ਤੇ ਜੋਖਮਾਂ ਪ੍ਰਤੀ ਬਹੁਤ ਸੰਵੇਦਨਸ਼ੀਲ ਨਹੀਂ ਹੁੰਦੀਆਂ ਹਨ ਅਤੇ ਇਸ ਲਈ ਲੰਬੇ ਸਮੇਂ ਲਈ ਜੋਖਮ-ਰੋਕੂ ਪੂੰਜੀ ਇਕੱਠੀ
ਕਰਨ ਲਈ ਢੁਕਵੀਆਂ ਹੁੰਦੀਆਂ ਹਨ। ਇਹ ਬੁਨਿਆਦੀ ਤੌਰ 'ਤੇ ਪਾਲਿਸੀਧਾਰਕਾਂ ਦੇ ਖਰਚ ਨੂੰ ਅਨੁਸ਼ਾਸਨ ਦਿੰਦੀਆਂ ਹਨ ਅਤੇ ਪਾਲਿਸੀਧਾਰਕਾਂ ਨੂੰ ਲੰਬੇ ਸਮੇਂ ਲਈ ਹੌਲੀ-ਹੌਲੀ ਆਪਣੀਆਂ
ਜਾਇਦਾਦਾਂ ਬਣਾਉਣ ਦੀ ਆਗਿਆ ਦਿੰਦੀਆਂ ਹਨ। ਇਸ ਫੰਡ ਦੀ ਵਰਤੋਂ ਕਈ ਤਰ੍ਹਾਂ ਦੀਆਂ ਵਿੱਤੀ ਜ਼ਰੂਰਤਾਂ ਲਈ ਕੀਤੀ ਜਾ ਸਕਦੀ ਹੈ: ਸਿੱਖਿਆ ਲਈ, ਘਰ ਪ੍ਰਾਪਤ ਕਰਨ ਲਈ, ਜਾਂ ਕੋਈ ਹੋਰ
ਉਦੇਸ਼।
ਜਨਰਲ ਬੀਮਾ
ਭਾਰਤ ਵਿੱਚ ਜਨਰਲ ਬੀਮਾ ਨੂੰ ਹੇਠ ਲਿਖੀਆਂ ਕਿਸਮਾਂ ਦੀਆਂ ਪਾਲਿਸੀਆਂ ਵਿੱਚ ਸ਼੍ਰੇਣੀਬੱਧ ਕੀਤਾ ਜਾ ਸਕਦਾ ਹੈ:
ਮੋਟਰ ਬੀਮਾ
ਮੋਟਰ ਬੀਮਾ ਤੁਹਾਡੇ ਵਾਹਨ ਲਈ ਬੀਮਾ ਕਵਰੇਜ ਹੈ ਅਤੇ ਇਸਨੂੰ ਚਾਰ ਪਹੀਆ ਅਤੇ ਦੋ ਪਹੀਆ ਵਾਹਨਾਂ ਲਈ ਖਰੀਦਿਆ ਜਾ ਸਕਦਾ ਹੈ। ਇਸ ਕਿਸਮ ਦਾ ਬੀਮਾ ਅੱਗ, ਭੰਨਤੋੜ, ਕੁਦਰਤੀ
ਆਫ਼ਤਾਂ, ਚੋਰੀ ਅਤੇ ਡਕੈਤੀਆਂ ਕਾਰਨ ਹੋਏ ਨੁਕਸਾਨ ਤੋਂ ਵਿੱਤੀ ਸੁਰੱਖਿਆ ਪ੍ਰਦਾਨ ਕਰਦਾ ਹੈ। ਮੋਟਰ ਬੀਮੇ ਦੇ ਤਹਿਤ ਤਿੰਨ ਮੁੱਖ ਕਿਸਮਾਂ ਦੇ ਬੀਮੇ ਹਨ - ਤੀਜੀ-ਧਿਰ ਬੀਮਾ, ਆਪਣਾ-ਨੁਕਸਾਨ
ਬੀਮਾ, ਅਤੇ ਵਿਆਪਕ ਬੀਮਾ।
ਥਰਡ-ਪਾਰਟੀ ਮੋਟਰ ਬੀਮਾ ਕਿਸੇ ਹੋਰ ਵਿਅਕਤੀ, ਉਸਦੀ ਕਾਰ, ਜਾਂ ਕਿਸੇ ਹੋਰ ਜਾਇਦਾਦ ਨੂੰ ਹੋਏ ਨੁਕਸਾਨ ਜਾਂ ਸੱਟਾਂ ਨਾਲ ਨਜਿੱਠਦਾ ਹੈ। ਇਹ ਸਭ ਤੋਂ ਸਰਲ ਕਿਸਮ ਦਾ ਮੋਟਰ ਬੀਮਾ ਹੈ ਅਤੇ
ਇਸ ਦੇਸ਼ ਵਿੱਚ ਮੋਟਰ ਵਾਹਨ ਐਕਟ ਦੇ ਉਪਬੰਧਾਂ ਅਨੁਸਾਰ ਲਾਜ਼ਮੀ ਹੈ। ਕਾਰ ਦੇ ਹਰੇਕ ਮਾਲਕ ਨੂੰ ਕਾਨੂੰਨੀ ਤੌਰ 'ਤੇ ਕਾਰ ਚਲਾਉਣ ਦੇ ਯੋਗ ਹੋਣ ਲਈ ਘੱਟੋ-ਘੱਟ ਥਰਡ-ਪਾਰਟੀ ਕਵਰ ਪ੍ਰਾਪਤ
ਕਰਨਾ ਲਾਜ਼ਮੀ ਹੈ। ਦੂਜੇ ਪਾਸੇ, ਆਪਣਾ ਨੁਕਸਾਨ ਬੀਮਾ ਉਹ ਕਵਰੇਜ ਹੈ ਜੋ ਕਿਸੇ ਦੁਰਘਟਨਾ ਜਾਂ ਚੋਰੀ, ਅੱਗ ਅਤੇ ਕੁਦਰਤੀ ਆਫ਼ਤਾਂ ਦੇ ਮਾਮਲਿਆਂ ਵਿੱਚ ਤੁਹਾਡੀ ਆਪਣੀ ਕਾਰ ਨੂੰ ਹੋਏ ਨੁਕਸਾਨ
ਦੀ ਅਦਾਇਗੀ ਕਰਦਾ ਹੈ। ਅਖੀਰ ਵਿੱਚ, ਵਿਆਪਕ ਬੀਮਾ ਇੱਕ ਪੈਕੇਜ ਹੈ ਜੋ ਤੁਹਾਨੂੰ ਸਾਲਾਨਾ ਮੁਰੰਮਤ ਦੇ ਦਾਅਵਿਆਂ ਤੋਂ ਬਚਾਉਂਦਾ ਹੈ ਅਤੇ ਤੀਜੀ ਧਿਰ ਨੂੰ ਉਨ੍ਹਾਂ ਦੁਆਰਾ ਹੋਏ ਨੁਕਸਾਨ ਲਈ
ਮੁਆਵਜ਼ਾ ਵੀ ਦਿੰਦਾ ਹੈ।
ਮੋਟਰ ਬੀਮੇ ਵਿੱਚ ਕੁਝ ਵਿਕਲਪਿਕ ਉਪਕਰਣ ਵੀ ਹਨ ਜਿਵੇਂ ਕਿ ਚਾਬੀ ਬਦਲਣਾ, ਜ਼ੀਰੋ ਡੈਪ੍ਰੀਸੀਏਸ਼ਨ, ਯਾਤਰੀ ਕਵਰ, ਟਾਇਰ ਸੁਰੱਖਿਆ, ਸੜਕ ਕਿਨਾਰੇ ਸਹਾਇਤਾ, ਇੰਜਣ ਸੁਰੱਖਿਆ ਅਤੇ
ਹੋਰ ਬਹੁਤ ਸਾਰੇ, ਜੋ ਕਿ ਵਾਜਬ ਕੀਮਤ 'ਤੇ ਉਪਲਬਧ ਹਨ ਜੇਕਰ ਮੋਟਰ ਬੀਮਾਯੁਕਤ ਵਿਅਕਤੀ ਬਿਹਤਰ ਕਵਰੇਜ ਚਾਹੁੰਦਾ ਹੈ। ਇਸ ਤੋਂ ਇਲਾਵਾ, ਇਹ ਯੋਜਨਾਵਾਂ ਦੁਰਘਟਨਾ ਦੀ ਸਥਿਤੀ ਵਿੱਚ
ਵਾਹਨ ਦੇ ਮਾਲਕ/ਡਰਾਈਵਰ ਦੇ ਡਾਕਟਰੀ ਖਰਚੇ ਲਈ ਨੁਕਸਾਨ ਨੂੰ ਵੀ ਕਵਰ ਕਰਦੀਆਂ ਹਨ।
ਹੋਮ ਇੰਸ਼ੋਰੈਂਸ
ਘਰ ਦਾ ਬੀਮਾ ਤੁਹਾਡੇ ਘਰ ਨੂੰ ਕਈ ਤਰ੍ਹਾਂ ਦੀਆਂ ਘਟਨਾਵਾਂ, ਜਿਵੇਂ ਕਿ ਭੂਚਾਲ, ਜ਼ਮੀਨ ਖਿਸਕਣ ਅਤੇ ਹੜ੍ਹਾਂ, ਦੇ ਨਾਲ-ਨਾਲ ਹੜਤਾਲਾਂ, ਦੰਗੇ, ਚੋਰੀ, ਅੱਗ, ਭੰਨਤੋੜ ਅਤੇ ਅੱਤਵਾਦ ਵਰਗੀਆਂ
ਘਟਨਾਵਾਂ ਕਾਰਨ ਹੋਈ ਚੋਰੀ ਜਾਂ ਨੁਕਸਾਨ ਲਈ ਵਿੱਤੀ ਕਵਰੇਜ ਪ੍ਰਦਾਨ ਕਰਦਾ ਹੈ। ਇੱਕ ਘਰ ਸਭ ਤੋਂ ਮਹਿੰਗੀਆਂ ਸੰਪਤੀਆਂ ਵਿੱਚੋਂ ਇੱਕ ਹੈ ਜੋ ਇੱਕ ਵਿਅਕਤੀ ਰੱਖ ਸਕਦਾ ਹੈ। ਕੁਦਰਤੀ
ਆਫ਼ਤ, ਮਨੁੱਖ ਦੁਆਰਾ ਬਣਾਈ ਗਈ ਘਟਨਾ, ਜਾਂ ਚੋਰੀ ਦੀ ਸਥਿਤੀ ਵਿੱਚ, ਮੁਰੰਮਤ ਅਤੇ ਮੁਰੰਮਤ ਦੀ ਲਾਗਤ ਬਹੁਤ ਜ਼ਿਆਦਾ ਹੋ ਸਕਦੀ ਹੈ। ਇੱਕ ਹੋਮ ਇੰਸ਼ੋਰੈਂਸ ਪਾਲਿਸੀ ਤੁਹਾਡੀ ਬੱਚਤ ਅਤੇ
ਨਿਵੇਸ਼ ਨੂੰ ਘਟਾਏ ਬਿਨਾਂ ਇਹਨਾਂ ਲਾਗਤਾਂ ਨੂੰ ਕਵਰ ਕਰਨ ਵਿੱਚ ਮਦਦ ਕਰਦੀ ਹੈ।
ਇਸ ਕਿਸਮ ਦਾ ਬੀਮਾ ਨਾ ਸਿਰਫ਼ ਘਰ ਦੀ ਭੌਤਿਕ ਬਣਤਰ ਨੂੰ ਕਵਰ ਕਰਦਾ ਹੈ, ਸਗੋਂ ਅੰਦਰਲੀਆਂ ਚੀਜ਼ਾਂ, ਜਿਵੇਂ ਕਿ ਇਲੈਕਟ੍ਰਾਨਿਕਸ, ਫਰਨੀਚਰ, ਭਾਂਡੇ ਅਤੇ ਹੋਰ ਕੀਮਤੀ ਚੀਜ਼ਾਂ ਨੂੰ ਵੀ ਕਵਰ
ਕਰਦਾ ਹੈ, ਜੇਕਰ ਉੱਪਰ ਸੂਚੀਬੱਧ ਘਟਨਾਵਾਂ ਤੋਂ ਨੁਕਸਾਨ ਜਾਂ ਨੁਕਸਾਨ ਹੁੰਦਾ ਹੈ। ਹੋਮ ਇੰਸ਼ੋਰੈਂਸ ਪਾਲਿਸੀ ਦੀ ਕਵਰੇਜ ਅਤੇ ਪ੍ਰੀਮੀਅਮ ਕਈ ਕਾਰਕਾਂ ਦੇ ਆਧਾਰ 'ਤੇ ਤੈਅ ਕੀਤਾ ਜਾਂਦਾ ਹੈ, ਜਿਸ
ਵਿੱਚ ਜਾਇਦਾਦ ਦੀ ਕਿਸਮ ਅਤੇ ਆਕਾਰ ਅਤੇ ਇਸਦਾ ਸਥਾਨ ਸ਼ਾਮਲ ਹੈ। ਉਦਾਹਰਣ ਵਜੋਂ, ਕੁਦਰਤੀ ਆਫ਼ਤਾਂ ਦੇ ਸ਼ਿਕਾਰ ਖੇਤਰਾਂ ਵਿੱਚ ਸਥਿਤ ਘਰਾਂ ਵਿੱਚ ਨੁਕਸਾਨ ਦੇ ਵਧੇ ਹੋਏ ਜੋਖਮ ਕਾਰਨ
ਪ੍ਰੀਮੀਅਮ ਵੱਧ ਹੋ ਸਕਦਾ ਹੈ। ਇਸੇ ਤਰ੍ਹਾਂ, ਵੱਡੇ ਘਰਾਂ ਨੂੰ ਉੱਚ ਕਵਰੇਜ ਦੀ ਲੋੜ ਹੋਵੇਗੀ ਅਤੇ ਨਤੀਜੇ ਵਜੋਂ, ਉੱਚ ਪ੍ਰੀਮੀਅਮ ਹੋਵੇਗਾ।
ਫਾਇਰ ਇੰਸ਼ੋਰੈਂਸ
ਫਾਇਰ ਇੰਸ਼ੋਰੈਂਸ ਅੱਗ ਕਾਰਨ ਹੋਏ ਨੁਕਸਾਨ ਅਤੇ ਨੁਕਸਾਨ ਨੂੰ ਕਵਰ ਕਰਦਾ ਹੈ। ਇਹ ਮਨੁੱਖ ਦੁਆਰਾ ਬਣਾਈਆਂ ਗਈਆਂ ਅਤੇ ਕੁਦਰਤੀ ਆਫ਼ਤਾਂ, ਅਤੇ ਨਾਲ ਹੀ ਬਿਜਲੀ ਦੀਆਂ ਖਰਾਬੀਆਂ
ਦੋਵਾਂ ਕਾਰਨ ਹੋਣ ਵਾਲੀਆਂ ਅੱਗ ਦੁਰਘਟਨਾਵਾਂ ਨੂੰ ਕਵਰ ਕਰਦਾ ਹੈ। ਇਸ ਕਿਸਮ ਦਾ ਬੀਮਾ ਖਾਸ ਤੌਰ 'ਤੇ ਜਾਇਦਾਦ ਦੇ ਨਾਲ-ਨਾਲ ਸਬੰਧਤ ਜਾਇਦਾਦ ਦੇ ਅੰਦਰ ਕਿਸੇ ਵੀ ਸਮੱਗਰੀ ਨੂੰ ਕਵਰ
ਕਰਦਾ ਹੈ। ਫਾਇਰ ਇੰਸ਼ੋਰੈਂਸ ਕਾਰੋਬਾਰਾਂ ਅਤੇ ਵਿਅਕਤੀਆਂ ਦੋਵਾਂ ਦੁਆਰਾ ਆਪਣੀਆਂ ਨਿੱਜੀ ਸੰਪਤੀਆਂ ਅਤੇ ਕਾਰੋਬਾਰੀ ਵਸਤੂਆਂ ਦੀ ਰੱਖਿਆ ਲਈ ਖਰੀਦਿਆ ਜਾ ਸਕਦਾ ਹੈ। ਭਾਰਤ ਵਿੱਚ
ਵੱਖ-ਵੱਖ ਕਿਸਮਾਂ ਦੀਆਂ ਫਾਇਰ ਇੰਸ਼ੋਰੈਂਸ ਪਾਲਿਸੀਆਂ ਹਨ, ਜਿਵੇਂ ਕਿ ਮੁੱਲਵਾਨ, ਔਸਤ, ਖਾਸ ਅਤੇ ਵਿਆਪਕ ਅੱਗ ਪਾਲਿਸੀਆਂ। ਇੱਕ ਮੁੱਲਵਾਨ ਪਾਲਿਸੀ ਵਿੱਚ, ਬੀਮਾ ਕੰਪਨੀ ਕਿਸੇ ਵਸਤੂ ਜਾਂ
ਜਾਇਦਾਦ ਦਾ ਮੁੱਲ ਨਿਰਧਾਰਤ ਕਰਦੀ ਹੈ ਅਤੇ ਜਾਇਦਾਦ ਜਾਂ ਜਾਇਦਾਦ ਦੇ ਮੌਜੂਦਾ ਬਾਜ਼ਾਰ ਮੁੱਲ ਦੀ ਪਰਵਾਹ ਕੀਤੇ ਬਿਨਾਂ, ਸਹਿਮਤੀ-ਪ੍ਰਾਪਤ ਮੁੱਲ ਦੇ ਅਨੁਸਾਰ ਦਾਅਵਾ ਪੇਸ਼ ਕਰਦੀ ਹੈ। ਔਸਤ
ਪਾਲਿਸੀ ਵਿੱਚ, ਬੀਮਾ ਕੀਤੀ ਰਕਮ ਜਾਇਦਾਦ ਦੇ ਅਸਲ ਮੁੱਲ ਤੋਂ ਘੱਟ ਹੋ ਸਕਦੀ ਹੈ। ਖਾਸ ਪਾਲਿਸੀ ਵਿੱਚ, ਮੁਆਵਜ਼ੇ ਦੀ ਰਕਮ ਖਰੀਦ ਦੇ ਸਮੇਂ ਪਾਲਿਸੀ ਵਿੱਚ ਨਿਸ਼ਚਿਤ ਅਤੇ ਨਿਰਧਾਰਤ ਕੀਤੀ
ਜਾਂਦੀ ਹੈ। ਅਖੀਰ ਵਿੱਚ, ਵਿਆਪਕ ਪਾਲਿਸੀ ਵਿੱਚ, ਪਾਲਿਸੀਧਾਰਕ ਕੁਦਰਤੀ ਅਤੇ ਮਨੁੱਖ ਦੁਆਰਾ ਬਣਾਈਆਂ ਗਈਆਂ ਆਫ਼ਤਾਂ ਦੋਵਾਂ ਤੋਂ ਪੈਦਾ ਹੋਣ ਵਾਲੀ ਅੱਗ ਕਾਰਨ ਹੋਏ ਨੁਕਸਾਨ ਦੇ ਵਿਰੁੱਧ
ਵਿੱਤੀ ਸੁਰੱਖਿਆ ਦਾ ਆਨੰਦ ਮਾਣਦੇ ਹਨ।
ਯਾਤਰਾ ਬੀਮਾ
ਯਾਤਰਾ ਬੀਮਾ ਯਾਤਰਾ ਨਾਲ ਸਬੰਧਤ ਦੁਰਘਟਨਾਵਾਂ, ਹਾਨੀ, ਨੁਕਸਾਨ ਅਤੇ ਸਿਹਤ ਖਰਚਿਆਂ ਤੋਂ ਵਿੱਤੀ ਸੁਰੱਖਿਆ ਪ੍ਰਦਾਨ ਕਰਦਾ ਹੈ। ਇਸ ਕਿਸਮ ਦਾ ਬੀਮਾ ਘਰੇਲੂ ਅਤੇ ਅੰਤਰਰਾਸ਼ਟਰੀ
ਯਾਤਰਾ ਦੋਵਾਂ ਲਈ ਖਰੀਦਿਆ ਜਾ ਸਕਦਾ ਹੈ। ਦਰਅਸਲ, ਕੁਝ ਦੇਸ਼ਾਂ ਨੂੰ ਵੀਜ਼ਾ ਪ੍ਰਾਪਤ ਕਰਨ ਲਈ ਯਾਤਰਾ ਬੀਮੇ ਦੀ ਲੋੜ ਹੁੰਦੀ ਹੈ। ਯਾਤਰਾ ਬੀਮਾ ਹਸਪਤਾਲ ਵਿੱਚ ਭਰਤੀ, ਸਰਜਰੀਆਂ,
ਦਵਾਈਆਂ, ਦੰਦਾਂ ਦੇ ਇਲਾਜ ਅਤੇ ਹੋਰ ਬਹੁਤ ਕੁਝ ਸਮੇਤ ਡਾਕਟਰੀ ਖਰਚਿਆਂ ਲਈ ਉੱਚ ਕਵਰੇਜ ਪ੍ਰਦਾਨ ਕਰ ਸਕਦਾ ਹੈ। ਇਹ ਜ਼ਰੂਰੀ ਹੋਣ 'ਤੇ ਘਰੇਲੂ ਦੇਸ਼ ਵਾਪਸ ਐਮਰਜੈਂਸੀ ਡਾਕਟਰੀ
ਨਿਕਾਸੀ ਦੇ ਖਰਚਿਆਂ ਨੂੰ ਵੀ ਕਵਰ ਕਰਦਾ ਹੈ। ਇਸ ਤੋਂ ਇਲਾਵਾ, ਯਾਤਰਾ ਦੇ ਦੌਰਾਨ ਮੌਤ ਹੋ ਜਾਣ ਦੀ ਦੁਰਘਟਨਾ ਦੀ ਸਥਿਤੀ ਵਿੱਚ, ਯਾਤਰਾ ਬੀਮਾ ਮਿਰਤਕ ਸਰੀਰ ਨੂੰ ਵਾਪਸ ਲਿਆਉਣ ਦਾ
ਖ਼ਰਚ ਵੀ ਕਵਰ ਕਰਦਾ ਹੈ। ਯਾਤਰਾ ਬੀਮਾ ਤੁਹਾਡੇ ਸਾਮਾਨ ਦੇ ਹਾਨੀ ਜਾਂ ਨੁਕਸਾਨ ਨੂੰ ਵੀ ਕਵਰ ਕਰਦਾ ਹੈ ਅਤੇ ਇਸਦੇ ਲਈ ਮੁਆਵਜ਼ਾ ਪ੍ਰਦਾਨ ਕਰਦਾ ਹੈ। ਦੇਰੀ ਨਾਲ ਸਾਮਾਨ ਦੀ ਸਥਿਤੀ
ਵਿੱਚ, ਇਹ ਜ਼ਰੂਰੀ ਚੀਜ਼ਾਂ, ਜਿਵੇਂ ਕਿ ਕੱਪੜੇ ਲਈ ਅਦਾਇਗੀ ਪ੍ਰਦਾਨ ਕਰ ਸਕਦਾ ਹੈ। ਤੁਸੀਂ ਚੋਰੀ ਜਾਂ ਗੁੰਮ ਹੋਏ ਪਾਸਪੋਰਟ ਦੀ ਸਥਿਤੀ ਵਿੱਚ ਯਾਤਰਾ ਬੀਮਾ ਦੀ ਵਰਤੋਂ ਵੀ ਕਰ ਸਕਦੇ ਹੋ।
ਯਾਤਰਾ ਬੀਮਾ ਵਿੱਚ ਸੱਟਾਂ ਜਾਂ ਦੁਰਘਟਨਾਵਾਂ, ਉਡਾਣ ਰੱਦ ਕਰਨਾ, ਹੋਟਲਾਂ ਜਾਂ ਏਅਰਲਾਈਨਾਂ ਦੀ ਬਾਊਂਸ ਬੁਕਿੰਗ, ਆਦਿ ਸਮੇਤ ਵੱਖ-ਵੱਖ ਯਾਤਰਾ ਦੁਰਘਟਨਾਵਾਂ ਵੀ ਸ਼ਾਮਲ ਹਨ। ਇਹ ਯਾਦ
ਰੱਖਣਾ ਜ਼ਰੂਰੀ ਹੈ ਕਿ ਕਈ ਵਾਰ ਉਸ ਦੇਸ਼ ਦੁਆਰਾ ਪਰਿਭਾਸ਼ਿਤ ਬੀਮੇ ਲਈ ਕੁਝ ਜ਼ਿੰਮੇਵਾਰੀਆਂ ਹੋ ਸਕਦੀਆਂ ਹਨ ਜਿਸ ਦੇਸ਼ ਵਿੱਚ ਤੁਸੀਂ ਜਾ ਰਹੇ ਹੋ, ਇਸ ਲਈ ਜ਼ਰੂਰੀ ਯਾਤਰਾ ਬੀਮਾ ਪ੍ਰਾਪਤ
ਕਰਨ ਤੋਂ ਪਹਿਲਾਂ, ਕਵਰੇਜ ਦੇ ਘੱਟੋ-ਘੱਟ ਲੋੜੀਂਦੇ ਪੱਧਰ ਦੀ ਜਾਂਚ ਕਰੋ।
ਭਾਰਤ ਵਿੱਚ ਵੱਖ-ਵੱਖ ਕਿਸਮਾਂ ਦੇ ਬੀਮੇ ਦੇ ਟੈਕਸ ਲਾਭ
ਭਾਵੇਂ ਸਾਰੀਆਂ ਨਹੀਂ, ਕੁਝ ਕਿਸਮਾਂ ਦੀਆਂ ਬੀਮਾ ਯੋਜਨਾਵਾਂ ਆਮਦਨ ਕਰ ਐਕਟ, ੧੯੬੧ ਦੇ ਤਹਿਤ ਟੈਕਸ ਲਾਭ ਦੀ ਪੇਸ਼ਕਸ਼ ਕਰ ਸਕਦੀਆਂ ਹਨ। ਆਓ ਇਸਨੂੰ ਵਿਸਥਾਰ ਵਿੱਚ ਸਮਝੀਏ:
ਜਨਰਲ ਬੀਮਾ: ਸਿਹਤ ਬੀਮਾ ਇੱਕੋ ਇੱਕ ਕਿਸਮ ਦਾ ਜਨਰਲ ਬੀਮਾ ਹੈ ਜੋ ਟੈਕਸ ਲਾਭ ਪ੍ਰਦਾਨ ਕਰਦਾ ਹੈ। ਤੁਹਾਡੇ ਸਿਹਤ ਬੀਮਾ ਯੋਜਨਾ ਲਈ ਭੁਗਤਾਨ ਕੀਤਾ ਗਿਆ ਪ੍ਰੀਮੀਅਮ
ਆਮਦਨ ਕਰ ਐਕਟ, ੧੯੬੧ ਦੀ ਧਾਰਾ ੮੦ਡੀ ਦੇ ਤਹਿਤ ਟੈਕਸ ਕਟੌਤੀ ਲਈ ਯੋਗ ਹੈ। ਤੁਹਾਡੇ ਲਈ, ਤੁਹਾਡੇ ਜੀਵਨ ਸਾਥੀ ਲਈ, ਜਾਂ ਤੁਹਾਡੇ ਬੱਚਿਆਂ ਲਈ ਖਰੀਦੀ ਗਈ ਪਾਲਿਸੀ ਲਈ
ਵੱਧ ਤੋਂ ਵੱਧ ਕਟੌਤੀ ਸੀਮਾ ਪ੍ਰਤੀ ਵਿੱਤੀ ਸਾਲ ੨੫,੦੦੦ ਰੁਪਏ ਹੈ। ਜੇਕਰ ਤੁਸੀਂ ਇੱਕ ਸੀਨੀਅਰ ਨਾਗਰਿਕ ਹੋ ਅਤੇ ੬੦ ਸਾਲ ਤੋਂ ਵੱਧ ਉਮਰ ਦੇ ਹੋ ਤਾਂ ਇਹ ਸੀਮਾ ੫੦,੦੦੦ ਰੁਪਏ ਤੱਕ
ਵਧ ਜਾਂਦੀ ਹੈ। ਕੁੱਲ ਵੱਧ ਤੋਂ ਵੱਧ ਕਟੌਤੀ ਪ੍ਰਤੀ ਸਾਲ ੧ ਲੱਖ ਰੁਪਏ ਤੱਕ ਜਾ ਸਕਦੀ ਹੈ। ਹੋਰ ਕਿਸਮਾਂ, ਜਿਵੇਂ ਕਿ ਮੋਟਰ, ਘਰ, ਅੱਗ ਅਤੇ ਯਾਤਰਾ ਬੀਮਾ, ਟੈਕਸ ਕਟੌਤੀਆਂ ਲਈ ਯੋਗ
ਨਹੀਂ ਹਨ।
ਜੀਵਨ ਬੀਮਾ: ਤੁਸੀਂ ਆਮਦਨ ਕਰ ਐਕਟ, ੧੯੬੧ ਦੀ ਧਾਰਾ ੮੦ਸੀ ਦੇ ਤਹਿਤ ਜੀਵਨ ਬੀਮਾ ਪਾਲਿਸੀ ਲਈ ਅਦਾ ਕੀਤੇ ਪ੍ਰੀਮੀਅਮ 'ਤੇ ੧.੫ ਲੱਖ ਰੁਪਏ ਦੀ ਟੈਕਸ ਕਟੌਤੀ ਦਾ ਦਾਅਵਾ
ਕਰ ਸਕਦੇ ਹੋ। ਇਹ ਕਟੌਤੀ ਸਾਰੇ ਪ੍ਰਕਾਰ ਦੇ ਜੀਵਨ ਬੀਮੇ 'ਤੇ ਲਾਗੂ ਹੁੰਦੀ ਹੈ, ਜਿਸ ਵਿੱਚ ਯੂਐਲਆਈਪੀ, ਐਂਡੋਮੈਂਟ ਯੋਜਨਾਵਾਂ, ਰਿਟਾਇਰਮੈਂਟ ਯੋਜਨਾਵਾਂ , ਟਰਮ ਲਾਈਫ਼ ਅਤੇ ਹੋਲ
ਲਾਈਫ਼ ਇੰਸ਼ੋਰੈਂਸ ਸ਼ਾਮਲ ਹਨ। ਇਸ ਤੋਂ ਇਲਾਵਾ, ਇਹਨਾਂ ਸਾਰੀਆਂ ਯੋਜਨਾਵਾਂ ਦੇ ਤਹਿਤ ਪ੍ਰਾਪਤ ਮੌਤ ਲਾਭ ਧਾਰਾ ੧੦(੧੦ਡੀ) ਦੇ ਤਹਿਤ ਟੈਕਸ-ਮੁਕਤ ਹੈ ਜਦੋਂ ਪਾਲਿਸੀਧਾਰਕ ਦੀ ਮੌਤ
ਦੀ ਸਥਿਤੀ ਵਿੱਚ ਨਾਮਜ਼ਦ ਵਿਅਕਤੀ ਨੂੰ ਦਿੱਤਾ ਜਾਂਦਾ ਹੈ।
ਤੁਹਾਡੇ ਜੀਵਨ ਬੀਮਾ ਕਵਰੇਜ ਨੂੰ ਪਰਿਭਾਸ਼ਿਤ ਕਰਨ ਵਾਲੇ ਕਾਰਕ
ਵਿਆਪਕ ਵਿੱਤੀ ਸੁਰੱਖਿਆ ਨੂੰ ਯਕੀਨੀ ਬਣਾਉਣ ਲਈ ਜੀਵਨ ਬੀਮਾ ਕਵਰੇਜ ਤੁਹਾਡੀਆਂ ਜ਼ਰੂਰਤਾਂ ਦੇ ਅਨੁਸਾਰ ਹੋਣੀ ਚਾਹੀਦੀ ਹੈ। ਤੁਹਾਡੀ ਯੋਜਨਾ ਦੀ ਕਵਰੇਜ ਕਈ ਵੱਖ-ਵੱਖ ਕਾਰਕਾਂ ਦੇ
ਆਧਾਰ 'ਤੇ ਤੈਅ ਕੀਤੀ ਜਾ ਸਕਦੀ ਹੈ, ਜਿਵੇਂ ਕਿ ਹੇਠਾਂ ਦੱਸਿਆ ਗਿਆ ਹੈ:
ਤੁਹਾਡੀ ਉਮਰ ਬੀਮੇ ਵਿੱਚ ਇੱਕ ਮਹੱਤਵਪੂਰਨ ਭੂਮਿਕਾ ਨਿਭਾਉਂਦੀ ਹੈ ਕਿਉਂਕਿ ਇਹ ਤੁਹਾਡੀ ਪਾਲਿਸੀ ਦੀ ਮਿਆਦ ਦੀ ਮਿਆਦ ਨੂੰ ਪ੍ਰਭਾਵਤ ਕਰਦੀ ਹੈ। ਨੌਜਵਾਨ ਵਿਅਕਤੀ ਆਮ
ਤੌਰ 'ਤੇ ਲੰਬੇ ਸਮੇਂ ਦੀ ਚੋਣ ਕਰਦੇ ਹਨ, ਜਦੋਂ ਕਿ ਵੱਡੀ ਉਮਰ ਦੇ ਪਾਲਿਸੀਧਾਰਕ ਛੋਟੀ ਮਿਆਦ ਨੂੰ ਤਰਜੀਹ ਦੇ ਸਕਦੇ ਹਨ।
ਤੁਹਾਡੀ ਸਿਹਤ ਸਥਿਤੀ ਦੀ ਵਰਤੋਂ ਤੁਹਾਡੀ ਅਤੇ ਤੁਹਾਡੇ ਅਜ਼ੀਜ਼ਾਂ ਦੀ ਢੁਕਵੀਂ ਸੁਰੱਖਿਆ ਲਈ ਲੋੜੀਂਦੀ ਕਵਰੇਜ ਰਕਮ ਦਾ ਮੁਲਾਂਕਣ ਕਰਨ ਲਈ ਕੀਤੀ ਜਾਂਦੀ ਹੈ। ਉਦਾਹਰਣ ਵਜੋਂ, ਜੇਕਰ
ਤੁਹਾਡੇ ਕੋਲ ਪਹਿਲਾਂ ਤੋਂ ਮੌਜੂਦ ਸਿਹਤ ਸਮੱਸਿਆਵਾਂ ਹਨ ਜਾਂ ਡਾਕਟਰੀ ਸਥਿਤੀਆਂ ਦਾ ਇਤਿਹਾਸ ਹੈ, ਤਾਂ ਤੁਹਾਨੂੰ ਵੱਧ ਕਵਰੇਜ ਦੀ ਲੋੜ ਹੋ ਸਕਦੀ ਹੈ। ਤੁਸੀਂ ਵਾਧੂ ਸੁਰੱਖਿਆ ਲਈ ਇੱਕ
ਗੰਭੀਰ ਬਿਮਾਰੀ ਰਾਈਡਰ ਜੋੜਨ ਬਾਰੇ ਵੀ ਵਿਚਾਰ ਕਰ ਸਕਦੇ ਹੋ।
ਸਿਗਰਟਨੋਸ਼ੀ, ਵੇਪਿੰਗ, ਤੰਬਾਕੂ ਚਬਾਉਣ ਅਤੇ ਸ਼ਰਾਬ ਪੀਣ ਵਰਗੀਆਂ ਜੀਵਨ ਸ਼ੈਲੀ ਦੀਆਂ ਆਦਤਾਂ ਤੁਹਾਡੀ ਸਿਹਤ ਦੇ ਨਾਲ-ਨਾਲ ਜੀਵਨ ਦੀ ਸੰਭਾਵਨਾ ਨੂੰ ਵੀ ਪ੍ਰਭਾਵਿਤ ਕਰਦੀਆਂ
ਹਨ। ਅਜਿਹੀਆਂ ਆਦਤਾਂ ਵਾਲੇ ਲੋਕਾਂ ਨੂੰ ਵਧੇਰੇ ਕਵਰੇਜ ਰਕਮ ਦੀ ਲੋੜ ਹੋ ਸਕਦੀ ਹੈ।
ਤੁਹਾਡਾ ਕਿੱਤਾ ਤੁਹਾਡੀਆਂ ਕਵਰੇਜ ਜ਼ਰੂਰਤਾਂ ਨੂੰ ਮਹੱਤਵਪੂਰਨ ਰੂਪ ਦਿੰਦਾ ਹੈ, ਖਾਸ ਕਰਕੇ ਜੇਕਰ ਤੁਸੀਂ ਮਾਈਨਿੰਗ ਜਾਂ ਰੱਖਿਆ ਬਲਾਂ ਵਰਗੇ ਉੱਚ-ਜੋਖਮ ਵਾਲੇ ਪੇਸ਼ਿਆਂ ਵਿੱਚ ਲੱਗੇ ਹੋਏ
ਹੋ। ਅਜਿਹੇ ਮਾਮਲਿਆਂ ਵਿੱਚ, ਤੁਹਾਨੂੰ ਰੋਜ਼ਾਨਾ ਜੋਖਮਾਂ ਦੇ ਵਿਰੁੱਧ ਵਿਆਪਕ ਵਿੱਤੀ ਸੁਰੱਖਿਆ ਨੂੰ ਯਕੀਨੀ ਬਣਾਉਣ ਲਈ ਵਧੇ ਹੋਏ ਕਵਰੇਜ ਦੀ ਲੋੜ ਹੋ ਸਕਦੀ ਹੈ।
ਅਖੀਰ ਵਿੱਚ, ਤੁਹਾਡੇ ਦੁਆਰਾ ਚੁਣੀ ਗਈ ਬੀਮਾ ਪਾਲਿਸੀ ਦੀ ਕਿਸਮ ਤੁਹਾਡੀਆਂ ਕਵਰੇਜ ਜ਼ਰੂਰਤਾਂ ਨੂੰ ਪ੍ਰਭਾਵਤ ਕਰਦੀ ਹੈ। ਵੱਖ-ਵੱਖ ਪਾਲਿਸੀਆਂ ਵੱਖ-ਵੱਖ ਪੱਧਰਾਂ ਦੀ ਸੁਰੱਖਿਆ,
ਸਵਾਰੀਆਂ ਅਤੇ ਵਾਧੂ ਲਾਭ ਪ੍ਰਦਾਨ ਕਰਦੀਆਂ ਹਨ। ਤੁਹਾਡੀਆਂ ਵਿਅਕਤੀਗਤ ਜ਼ਰੂਰਤਾਂ ਲਈ ਸਭ ਤੋਂ ਢੁਕਵੀਂ ਕਵਰੇਜ ਚੁਣਨ ਲਈ ਇਹਨਾਂ ਵਿਸ਼ੇਸ਼ਤਾਵਾਂ ਦੀ ਵਿਆਪਕ ਸਮਝ ਜ਼ਰੂਰੀ
ਹੈ।
ਅਕਸਰ ਪੁੱਛੇ ਜਾਣ ਵਾਲੇ ਸਵਾਲ
ਬੀਮਾ ਕੀ ਹੈ?
ਬੀਮਾ ਇੱਕ ਵਿੱਤੀ ਸਾਧਨ ਹੈ ਜੋ ਤੁਹਾਨੂੰ ਵੱਖ-ਵੱਖ ਸਥਿਤੀਆਂ ਵਿੱਚ ਨੁਕਸਾਨ ਅਤੇ ਨੁਕਸਾਨ ਤੋਂ ਬਚਾਉਂਦਾ ਹੈ। ਇਹ ਇੱਕ ਸੁਰੱਖਿਆ ਜਾਲ ਪ੍ਰਦਾਨ ਕਰਦਾ ਹੈ ਜੋ ਤੁਹਾਨੂੰ ਮਨ ਦੀ ਸ਼ਾਂਤੀ ਅਤੇ
ਵਿੱਤੀ ਸੁਰੱਖਿਆ ਪ੍ਰਦਾਨ ਕਰਦਾ ਹੈ, ਅਤੇ ਤੁਹਾਡੇ ਜੀਵਨ ਅਤੇ ਸੰਪਤੀਆਂ 'ਤੇ ਅਚਾਨਕ ਘਟਨਾਵਾਂ ਦੇ ਪ੍ਰਭਾਵ ਨੂੰ ਘਟਾਉਂਦਾ ਹੈ। ਬੀਮੇ ਦੀ ਵਰਤੋਂ ਤੁਹਾਡੇ ਸਮਾਨ, ਜਿਵੇਂ ਕਿ ਘਰ, ਵਾਹਨ,
ਗਹਿਣੇ, ਤੁਹਾਡੀ ਸਿਹਤ, ਯਾਤਰਾ ਵਰਗੇ ਅਨੁਭਵ, ਜਾਂ ਤੁਹਾਡੀ ਜ਼ਿੰਦਗੀ ਦੀ ਸੁਰੱਖਿਆ ਲਈ ਕੀਤੀ ਜਾ ਸਕਦੀ ਹੈ। ਬੀਮਾ ਖਾਸ ਕਿਸਮ ਦੇ ਨੁਕਸਾਨਾਂ, ਜਿਵੇਂ ਕਿ ਅੱਗ, ਤੋਂ ਵੀ ਸੁਰੱਖਿਆ
ਪ੍ਰਦਾਨ ਕਰ ਸਕਦਾ ਹੈ।
ਬੀਮਾ ਪ੍ਰੀਮੀਅਮ ਦਾ ਭੁਗਤਾਨ ਕਰਕੇ ਖਰੀਦਿਆ ਜਾ ਸਕਦਾ ਹੈ। ਇਹ ਯੋਜਨਾ ਇੱਕ ਨਿਸ਼ਚਿਤ ਮਿਆਦ ਲਈ ਰਹਿੰਦੀ ਹੈ, ਜਿਸ ਦੌਰਾਨ ਤੁਹਾਡੀ ਪਾਲਿਸੀ ਵਿੱਚ ਸੂਚੀਬੱਧ ਦੁਰਘਟਨਾਵਾਂ